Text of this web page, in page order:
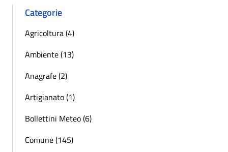
Categorie
Agricoltura (4)
Ambiente (13)
Anagrafe (2)
Artigianato (1)
Bollettini Meteo (6)
Comune (145)